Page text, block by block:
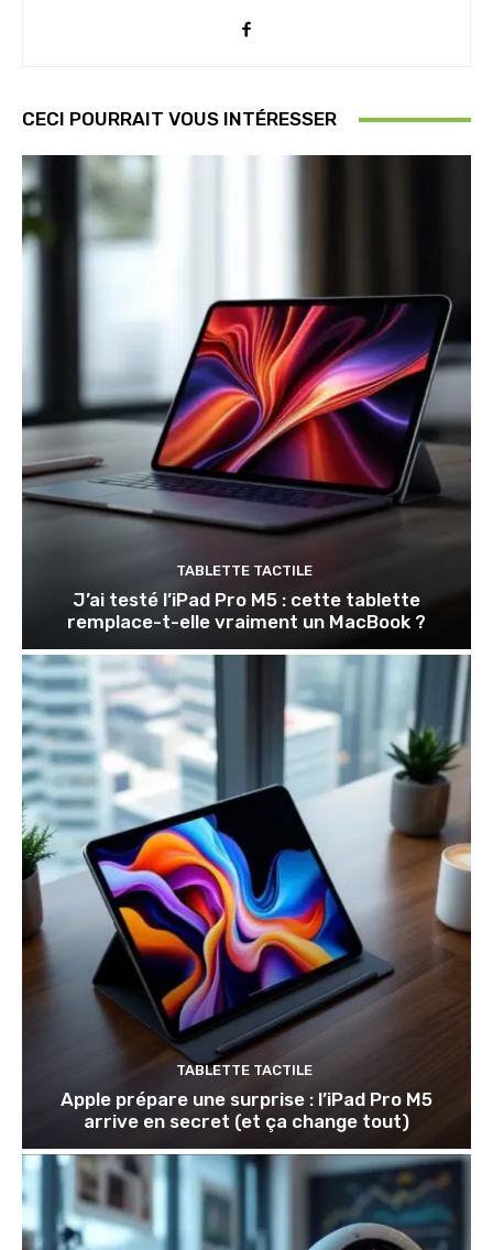
CECI POURRAIT VOUS INTÉRESSER
TABLETTE TACTILE
J’ai testé l’iPad Pro M5 : cette tablette
remplace-t-elle vraiment un MacBook ?
TABLETTE TACTILE
Apple prépare une surprise : l’iPad Pro M5
arrive en secret (et ça change tout)